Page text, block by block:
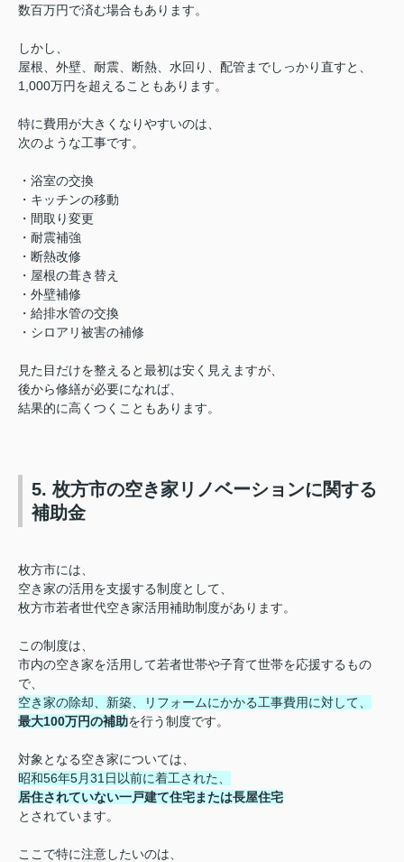
数百万円で済む場合もあります。
しかし、
屋根、外壁、耐震、断熱、水回り、配管までしっかり直すと、
1,000万円を超えることもあります。
特に費用が大きくなりやすいのは、
次のような工事です。
・浴室の交換
・キッチンの移動
・間取り変更
・耐震補強
・断熱改修
・屋根の葺き替え
・外壁補修
・給排水管の交換
・シロアリ被害の補修
見た目だけを整えると最初は安く見えますが、
後から修繕が必要になれば、
結果的に高くつくこともあります。
5. 枚方市の空き家リノベーションに関する
補助金
枚方市には、
空き家の活用を支援する制度として、
枚方市若者世代空き家活用補助制度があります。
この制度は、
市内の空き家を活用して若者世帯や子育て世帯を応援するもの
で、
空き家の除却、新築、リフォームにかかる工事費用に対して、
最大100万円の補助を行う制度です。
対象となる空き家については、
昭和56年5月31日以前に着工された、
居住されていない一戸建て住宅または長屋住宅
とされています。
ここで特に注意したいのは、